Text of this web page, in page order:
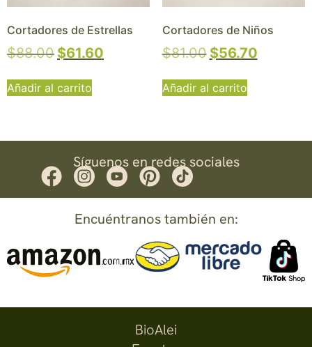
Cortadores de Estrellas
$88.00 $61.60
Añadir al carrito
Cortadores de Niños
$81.00 $56.70
Añadir al carrito
Síguenos en redes sociales
Encuéntranos también en:
BioAlei